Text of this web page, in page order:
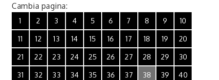
Cambia pagina:
1 2 3 4 5 6 7 8 9
10
11
12 13 14 15 16 17 18 19
20
21
22 23 24 25 26 27 28 29
30
31
32 33 34 35 36 37 38 39
40